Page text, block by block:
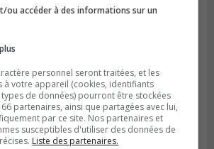
à 10h59
pour le Gala excellence
ou accéder à des informations sur un
personnel seront traitées, et les
à votre appareil (cookies, identifiants
de données) pourront être stockées
partenaires, ainsi que partagées avec lui,
par ce site. Nos partenaires et
susceptibles d'utiliser des données de
Liste des partenaires.